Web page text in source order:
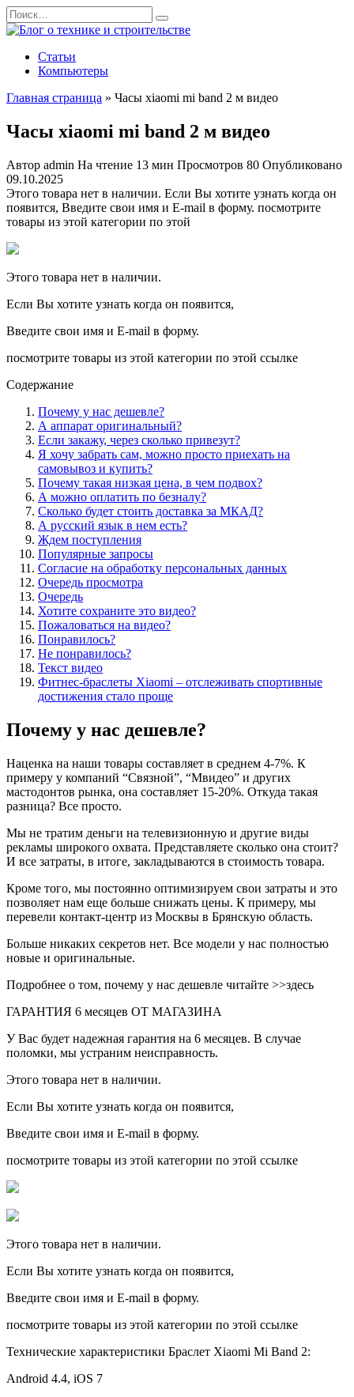
Перейти
к
Search
for:
Статьи
Компьютеры
Главная страница » Часы xiaomi mi band 2 м видео
Часы xiaomi mi band 2 м видео
Автор admin На чтение 13 мин Просмотров 80 Опубликовано
09.10.2025
Этого товара нет в наличии. Если Вы хотите узнать когда он
появится, Введите свои имя и E-mail в форму. посмотрите
товары из этой категории по этой
Этого товара нет в наличии.
Если Вы хотите узнать когда он появится,
Введите свои имя и E-mail в форму.
посмотрите товары из этой категории по этой ссылке
Содержание
Почему у нас дешевле?
А аппарат оригинальный?
Если закажу, через сколько привезут?
Я хочу забрать сам, можно просто приехать на
самовывоз и купить?
Почему такая низкая цена, в чем подвох?
А можно оплатить по безналу?
Сколько будет стоить доставка за МКАД?
А русский язык в нем есть?
Ждем поступления
Популярные запросы
Согласие на обработку персональных данных
Очередь просмотра
Очередь
Хотите сохраните это видео?
Пожаловаться на видео?
Понравилось?
Не понравилось?
Текст видео
Фитнес-браслеты Xiaomi – отслеживать спортивные
достижения стало проще
Почему у нас дешевле?
Наценка на наши товары составляет в среднем 4-7%. К
примеру у компаний “Связной”, “Мвидео” и других
мастодонтов рынка, она составляет 15-20%. Откуда такая
разница? Все просто.
Мы не тратим деньги на телевизионную и другие виды
рекламы широкого охвата. Представляете сколько она стоит?
И все затраты, в итоге, закладываются в стоимость товара.
Кроме того, мы постоянно оптимизируем свои затраты и это
позволяет нам еще больше снижать цены. К примеру, мы
перевели контакт-центр из Москвы в Брянскую область.
Больше никаких секретов нет. Все модели у нас полностью
новые и оригинальные.
Подробнее о том, почему у нас дешевле читайте >>здесь
ГАРАНТИЯ 6 месяцев ОТ МАГАЗИНА
У Вас будет надежная гарантия на 6 месяцев. В случае
поломки, мы устраним неисправность.
Этого товара нет в наличии.
Если Вы хотите узнать когда он появится,
Введите свои имя и E-mail в форму.
посмотрите товары из этой категории по этой ссылке
Этого товара нет в наличии.
Если Вы хотите узнать когда он появится,
Введите свои имя и E-mail в форму.
посмотрите товары из этой категории по этой ссылке
Технические характеристики Браслет Xiaomi Mi Band 2:
Android 4.4, iOS 7